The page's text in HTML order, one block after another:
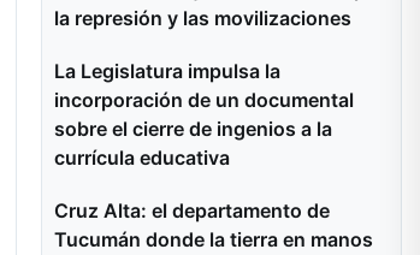
la represión y las movilizaciones
La Legislatura impulsa la
incorporación de un documental
sobre el cierre de ingenios a la
currícula educativa
Cruz Alta: el departamento de
Tucumán donde la tierra en manos